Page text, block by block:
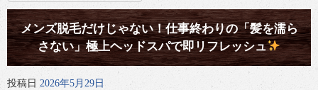
メンズ脱毛だけじゃない！仕事終わりの「髪を濡ら
さない」極上ヘッドスパで即リフレッシュ
投稿日 2026年5月29日